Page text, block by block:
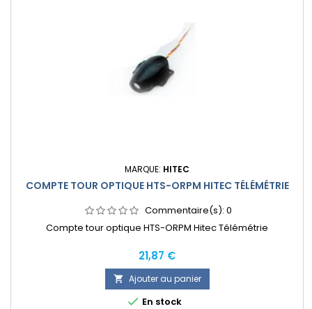
MARQUE: HITEC
COMPTE TOUR OPTIQUE HTS-ORPM HITEC TÉLÉMÉTRIE
Commentaire(s): 0
Compte tour optique HTS-ORPM Hitec Télémétrie
Prix
21,87 €
 Ajouter au panier
 En stock